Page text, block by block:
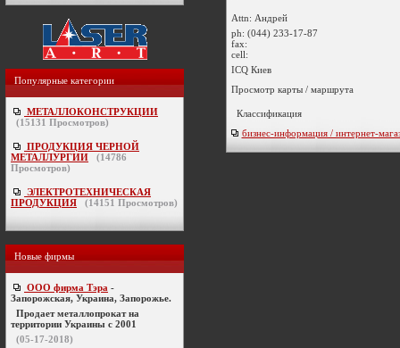
Популярные категории
МЕТАЛЛОКОНСТРУКЦИИ
(15131 Просмотров)
ПРОДУКЦИЯ ЧЕРНОЙ
МЕТАЛЛУРГИИ
(14786
Просмотров)
ЭЛЕКТРОТЕХНИЧЕСКАЯ
ПРОДУКЦИЯ
(14151 Просмотров)
Новые фирмы
ООО фирма Тэра -
Запорожская, Украина, Запорожье.
Продает металлопрокат на
территории Украины с 2001
(05-17-2018)
Attn: Андрей
ph: (044) 233-17-87
fax:
cell:
ICQ Киев
Просмотр карты / маршрута
Классификация
бизнес-информация / интернет-